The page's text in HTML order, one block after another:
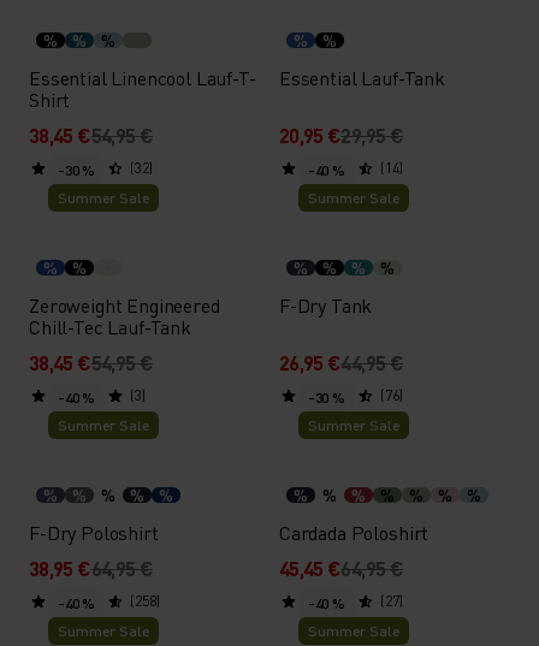
% % %
Essential Linencool Lauf-T-
Shirt
38,45 €54,95 €
(32)
% %
Essential Lauf-Tank
20,95 €29,95 €
(14)
-30 %
Summer Sale
% %
Zeroweight Engineered
Chill-Tec Lauf-Tank
38,45 €54,95 €
(3)
-40 %
Summer Sale
% % % %
F-Dry Tank
26,95 €44,95 €
(76)
-40 %
Summer Sale
% % % % %
F-Dry Poloshirt
38,95 €64,95 €
(258)
-30 %
Summer Sale
% % % % % % %
Cardada Poloshirt
45,45 €64,95 €
(27)
-40 %
Summer Sale
-40 %
Summer Sale